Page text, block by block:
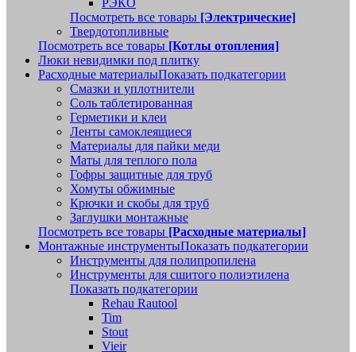
РЭКО
Посмотреть все товары [Электрические]
Твердотопливные
Посмотреть все товары [Котлы отопления]
Люки невидимки под плитку
Расходные материалыПоказать подкатегории
Смазки и уплотнители
Соль таблетированная
Герметики и клеи
Ленты самоклеящиеся
Материалы для пайки меди
Маты для теплого пола
Гофры защитные для труб
Хомуты обжимные
Крючки и скобы для труб
Заглушки монтажные
Посмотреть все товары [Расходные материалы]
Монтажные инструментыПоказать подкатегории
Инструменты для полипропилена
Инструменты для сшитого полиэтилена
Показать подкатегории
Rehau Rautool
Tim
Stout
Vieir